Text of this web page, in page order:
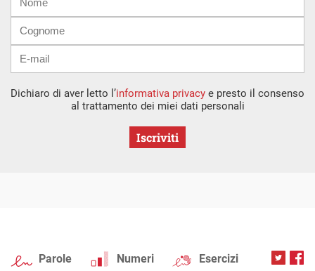
mail
Dichiaro di aver letto l’informativa privacy e presto il consenso
al trattamento dei miei dati personali
Iscriviti
Parole Numeri Esercizi